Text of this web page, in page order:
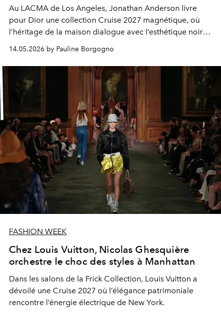
Au LACMA de Los Angeles, Jonathan Anderson livre
pour Dior une collection Cruise 2027 magnétique, où
l’héritage de la maison dialogue avec l’esthétique noire
et fascinante du cinéma hollywoodien.
14.05.2026 by Pauline Borgogno
FASHION WEEK
Chez Louis Vuitton, Nicolas Ghesquière
orchestre le choc des styles à Manhattan
Dans les salons de la Frick Collection, Louis Vuitton a
dévoilé une Cruise 2027 où l’élégance patrimoniale
rencontre l’énergie électrique de New York.